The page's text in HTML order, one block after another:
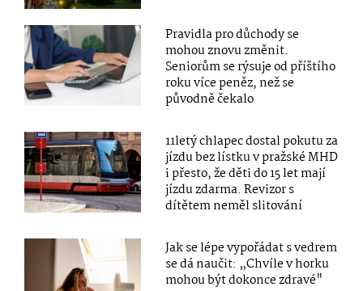
Pravidla pro důchody se
mohou znovu změnit.
Seniorům se rýsuje od příštího
roku více peněz, než se
původně čekalo
11letý chlapec dostal pokutu za
jízdu bez lístku v pražské MHD
i přesto, že děti do 15 let mají
jízdu zdarma. Revizor s
dítětem neměl slitování
Jak se lépe vypořádat s vedrem
se dá naučit: „Chvíle v horku
mohou být dokonce zdravé"